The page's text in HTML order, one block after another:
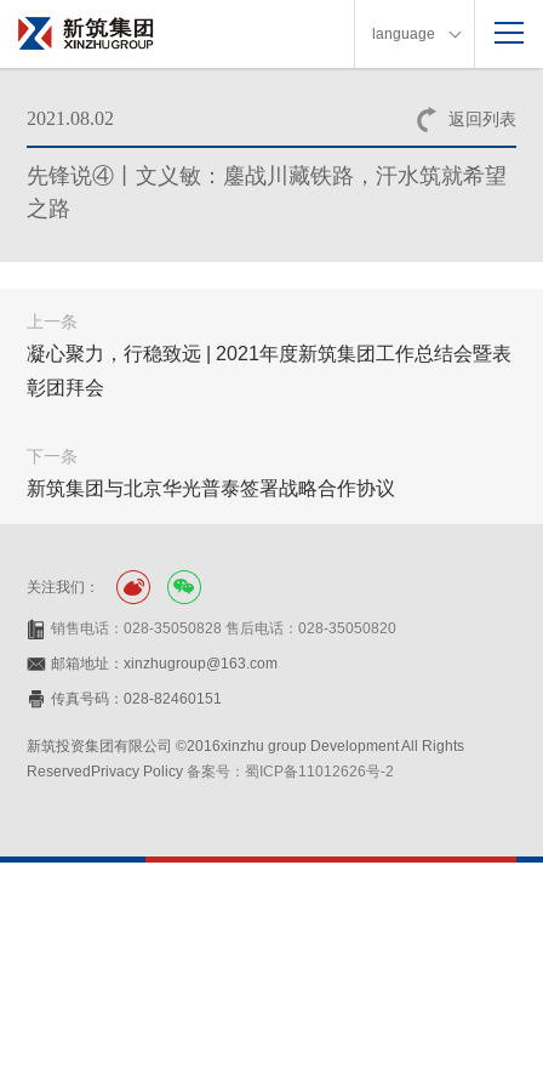
language
返回列表
2021.08.02
先锋说④丨文义敏：鏖战川藏铁路，汗水筑就希望
之路
上一条
凝心聚力，行稳致远 | 2021年度新筑集团工作总结会暨表
彰团拜会
下一条
新筑集团与北京华光普泰签署战略合作协议
关注我们：
销售电话：028-35050828 售后电话：028-35050820
邮箱地址：xinzhugroup@163.com
传真号码：028-82460151
新筑投资集团有限公司 ©2016xinzhu group Development All Rights
ReservedPrivacy Policy备案号：蜀ICP备11012626号-2